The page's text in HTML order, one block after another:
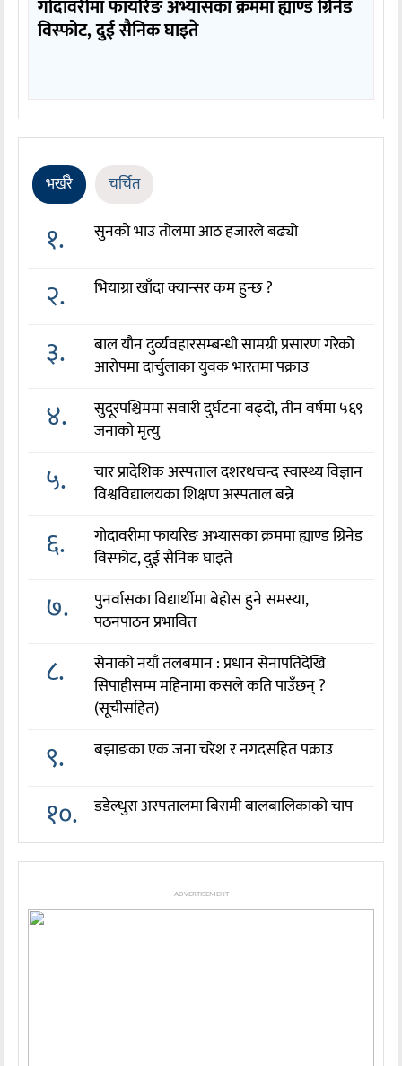
गोदावरीमा फायरिङ अभ्यासका क्रममा ह्याण्ड ग्रिनेड
विस्फोट, दुई सैनिक घाइते
भर्खरै चर्चित
१. सुनको भाउ तोलमा आठ हजारले बढ्यो
२. भियाग्रा खाँदा क्यान्सर कम हुन्छ ?
३.
बाल यौन दुर्व्यवहारसम्बन्धी सामग्री प्रसारण गरेको
आरोपमा दार्चुलाका युवक भारतमा पक्राउ
४.
सुदूरपश्चिममा सवारी दुर्घटना बढ्दो, तीन वर्षमा ५६९
जनाको मृत्यु
५.
चार प्रादेशिक अस्पताल दशरथचन्द स्वास्थ्य विज्ञान
विश्वविद्यालयका शिक्षण अस्पताल बन्ने
६.
गोदावरीमा फायरिङ अभ्यासका क्रममा ह्याण्ड ग्रिनेड
विस्फोट, दुई सैनिक घाइते
७.
पुनर्वासका विद्यार्थीमा बेहोस हुने समस्या,
पठनपाठन प्रभावित
८.
सेनाको नयाँ तलबमान : प्रधान सेनापतिदेखि
सिपाहीसम्म महिनामा कसले कति पाउँछन् ?
(सूचीसहित)
९. बझाङका एक जना चरेश र नगदसहित पक्राउ
१०. डडेल्धुरा अस्पतालमा बिरामी बालबालिकाको चाप
ADVERTISEMENT